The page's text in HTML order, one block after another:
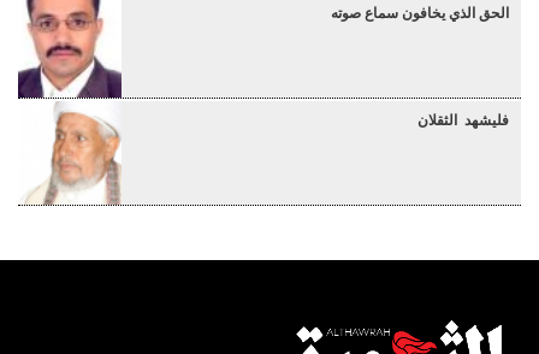
الحق الذي يخافون سماع صوته
فليشهد الثقلان